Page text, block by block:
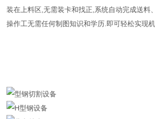
装在上料区,无需装卡和找正,系统自动完成送料
操作工无需任何制图知识和学历.即可轻松实现机